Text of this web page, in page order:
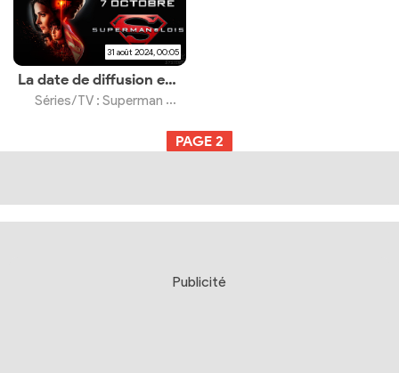
31 août 2024, 00:05
La date de diffusion est avancée de 10 jours
Séries/TV : Superman & Lois Saison 4
PAGE 2
Publicité